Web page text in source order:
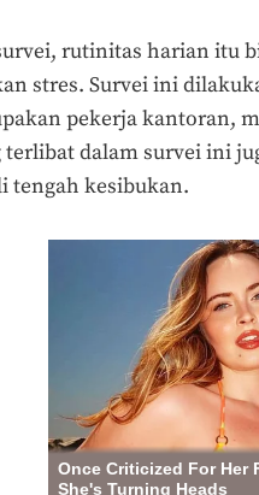
rutinitas harian itu
stres. Survei ini
pekerja kantoran,
terlibat dalam survei ini
tengah kesibukan.